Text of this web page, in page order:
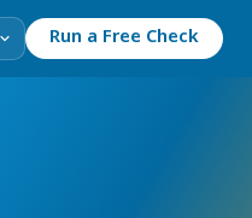
Run a Free Check